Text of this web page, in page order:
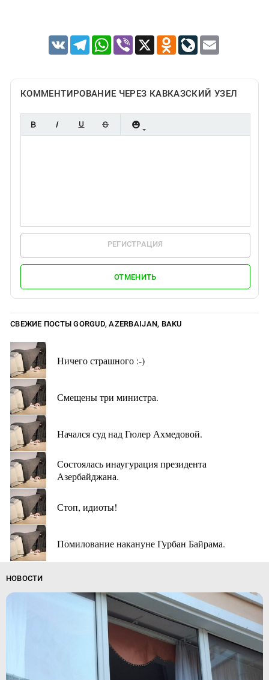
VK TelegramWhatsApp
Viber X Odnoklassniki
LiveJournal
Email
КОММЕНТИРОВАНИЕ ЧЕРЕЗ КАВКАЗСКИЙ УЗЕЛ
РЕГИСТРАЦИЯ
ОТМЕНИТЬ
СВЕЖИЕ ПОСТЫ GORGUD, AZERBAIJAN, BAKU
Ничего страшного :-)
Смещены три министра.
Начался суд над Гюлер Ахмедовой.
Состоялась инаугурация президента
Азербайджана.
Стоп, идиоты!
Помилование накануне Гурбан Байрама.
НОВОСТИ